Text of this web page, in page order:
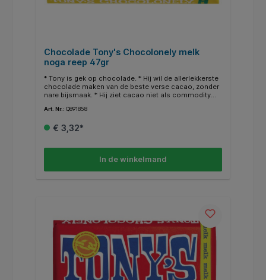
Chocolade Tony's Chocolonely melk
noga reep 47gr
* Tony is gek op chocolade. * Hij wil de allerlekkerste
chocolade maken van de beste verse cacao, zonder
nare bijsmaak. * Hij ziet cacao niet als commodity
cacao rechtstreeks in bij de boerencoöperaties in
mee hebben. * Een belangrijke stap richting 100%
Art. Nr.: Q891858
€ 3,32*
In de winkelmand